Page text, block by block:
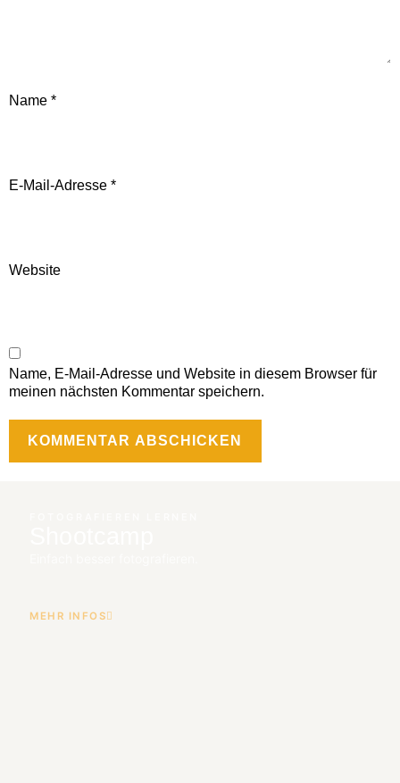
Name *
E-Mail-Adresse *
Website
Name, E-Mail-Adresse und Website in diesem Browser für
meinen nächsten Kommentar speichern.
MEHR INFOS